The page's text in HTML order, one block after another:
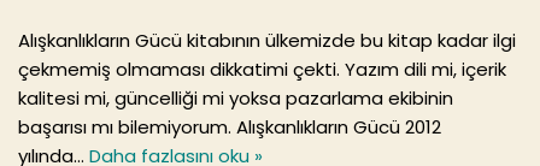
Alışkanlıkların Gücü kitabının ülkemizde bu kitap kadar ilgi
çekmemiş olmaması dikkatimi çekti. Yazım dili mi, içerik
kalitesi mi, güncelliği mi yoksa pazarlama ekibinin
başarısı mı bilemiyorum. Alışkanlıkların Gücü 2012
yılında… Daha fazlasını oku »